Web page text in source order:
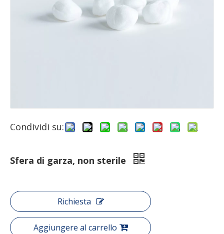
Condividi su:
Sfera di garza, non sterile
Richiesta
Aggiungere al carrello